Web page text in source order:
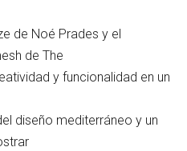
de Noé Prades y el
de The
y funcionalidad en un
diseño mediterráneo y un